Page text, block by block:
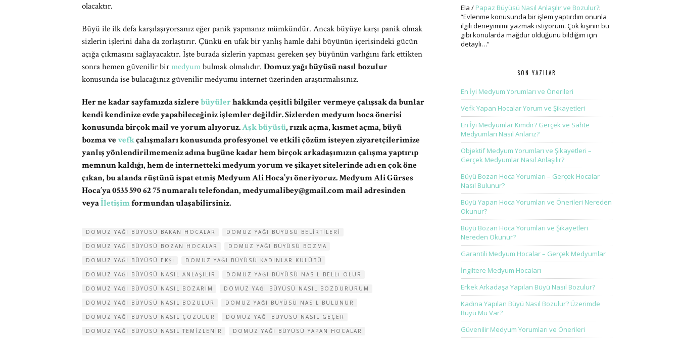
olacaktır.
Büyü ile ilk defa karşılaşıyorsanız eğer panik yapmanız mümkündür. Ancak büyüye karşı panik olmak
sizlerin işlerini daha da zorlaştırır. Çünkü en ufak bir yanlış hamle dahi büyünün içerisindeki gücün
açığa çıkmasını sağlayacaktır. İşte burada sizlerin yapması gereken şey büyünün varlığını fark ettikten
sonra hemen güvenilir birmedyumbulmak olmalıdır. Domuz yağı büyüsü nasıl bozulur
konusunda ise bulacağınız güvenilir medyumu internet üzerinden araştırmalısınız.
Her ne kadar sayfamızda sizlerebüyülerhakkında çeşitli bilgiler vermeye çalışsak da bunlar
kendi kendinize evde yapabileceğiniz işlemler değildir. Sizlerden medyum hoca önerisi
konusunda birçok mail ve yorum alıyoruz.Aşk büyüsü, rızık açma, kısmet açma, büyü
bozma vevefkçalışmaları konusunda profesyonel ve etkili çözüm isteyen ziyaretçilerimize
yanlış yönlendirilmemeniz adına bugüne kadar hem birçok arkadaşımızın çalışma yaptırıp
memnun kaldığı, hem de internetteki medyum yorum ve şikayet sitelerinde adı en çok öne
çıkan, bu alanda rüştünü ispat etmiş Medyum Ali Hoca’yı öneriyoruz. Medyum Ali Gürses
Hoca’ya 0535 590 62 75 numaralı telefondan,medyumalibey@gmail.commail adresinden
veyaİletişimformundan ulaşabilirsiniz.
DOMUZ YAĞI BÜYÜSÜ BAKAN HOCALAR
DOMUZ YAĞI BÜYÜSÜ BELIRTILERI
DOMUZ YAĞI BÜYÜSÜ BOZAN HOCALAR
DOMUZ YAĞI BÜYÜSÜ BOZMA
DOMUZ YAĞI BÜYÜSÜ EKŞI
DOMUZ YAĞI BÜYÜSÜ KADINLAR KULÜBÜ
DOMUZ YAĞI BÜYÜSÜ NASIL ANLAŞILIR
DOMUZ YAĞI BÜYÜSÜ NASIL BELLI OLUR
DOMUZ YAĞI BÜYÜSÜ NASIL BOZARIM
DOMUZ YAĞI BÜYÜSÜ NASIL BOZDURURUM
DOMUZ YAĞI BÜYÜSÜ NASIL BOZULUR
DOMUZ YAĞI BÜYÜSÜ NASIL BULUNUR
DOMUZ YAĞI BÜYÜSÜ NASIL ÇÖZÜLÜR
DOMUZ YAĞI BÜYÜSÜ NASIL GEÇER
DOMUZ YAĞI BÜYÜSÜ NASIL TEMIZLENIR
DOMUZ YAĞI BÜYÜSÜ YAPAN HOCALAR
Ela / Papaz Büyüsü Nasıl Anlaşılır ve Bozulur?:
“Evlenme konusunda bir işlem yaptırdım onunla
ilgili deneyimimi yazmak istiyorum. Çok kişinin bu
gibi konularda mağdur olduğunu bildiğim için
detaylı…”
SON YAZILAR
En İyi Medyum Yorumları ve Önerileri
Vefk Yapan Hocalar Yorum ve Şikayetleri
En İyi Medyumlar Kimdir? Gerçek ve Sahte
Medyumları Nasıl Anlarız?
Objektif Medyum Yorumları ve Şikayetleri –
Gerçek Medyumlar Nasıl Anlaşılır?
Büyü Bozan Hoca Yorumları – Gerçek Hocalar
Nasıl Bulunur?
Büyü Yapan Hoca Yorumları ve Önerileri Nereden
Okunur?
Büyü Bozan Hoca Yorumları ve Şikayetleri
Nereden Okunur?
Garantili Medyum Hocalar – Gerçek Medyumlar
İngiltere Medyum Hocaları
Erkek Arkadaşa Yapılan Büyü Nasıl Bozulur?
Kadına Yapılan Büyü Nasıl Bozulur? Üzerimde
Büyü Mü Var?
Güvenilir Medyum Yorumları ve Önerileri